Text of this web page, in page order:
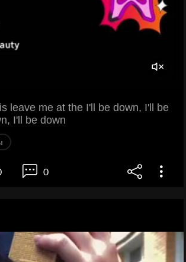
leave me at the I'll be down, I'll be
I'll be down
0